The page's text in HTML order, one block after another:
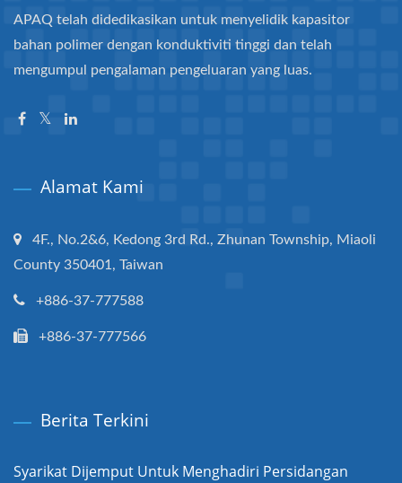
APAQ telah didedikasikan untuk menyelidik kapasitor
bahan polimer dengan konduktiviti tinggi dan telah
mengumpul pengalaman pengeluaran yang luas.
Alamat Kami
4F., No.2&6, Kedong 3rd Rd., Zhunan Township, Miaoli
County 350401, Taiwan
+886-37-777588
+886-37-777566
Berita Terkini
Syarikat Dijemput Untuk Menghadiri Persidangan